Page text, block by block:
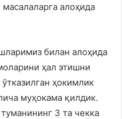
алоҳида
билан алоҳида
ҳал этишни
ҳокимлик
муҳокама қилдик.
3 та чекка